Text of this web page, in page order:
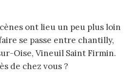
ont lieu un peu plus loin
se passe entre chantilly,
Oise, Vineuil Saint Firmin.
de chez vous ?